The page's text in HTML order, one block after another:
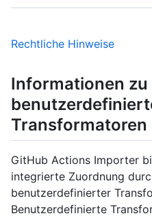
Rechtliche Hinweise
Informationen zu
Transformatoren
GitHub Actions Importer
integrierte Zuordnung
benutzerdefinierter
Benutzerdefinierte